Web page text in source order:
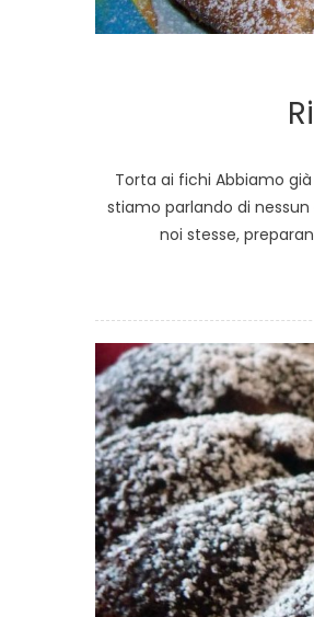
Torta ai fichi Abbiamo
stiamo parlando di
noi stesse,